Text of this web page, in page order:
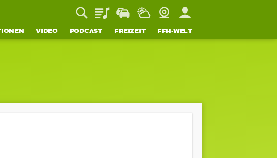
PlaylistStaupilotWetterWebcamMein FFH
VIDEO PODCAST FREIZEIT FFH-WELT